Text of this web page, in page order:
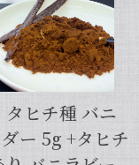
タヒチ種 バニ
ー 5g +タヒチ